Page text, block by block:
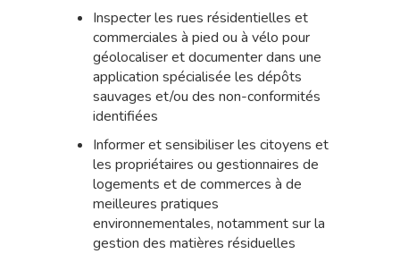
Inspecter les rues résidentielles et
commerciales à pied ou à vélo pour
géolocaliser et documenter dans une
application spécialisée les dépôts
sauvages et/ou des non-conformités
identifiées
Informer et sensibiliser les citoyens et
les propriétaires ou gestionnaires de
logements et de commerces à de
meilleures pratiques
environnementales, notamment sur la
gestion des matières résiduelles